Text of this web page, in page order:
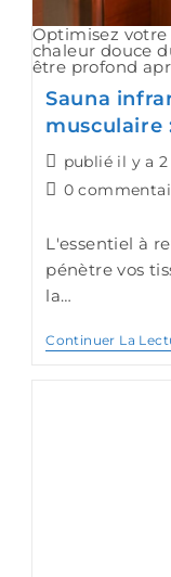
Optimisez
chaleur douce
être profond
Sauna
musculaire
publié il y a
0
L'essentiel à
pénètre vos
la…
Continuer La